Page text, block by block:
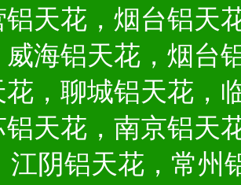
天花，烟台铝天
海铝天花，烟台
，聊城铝天花，
天花，南京铝天
江阴铝天花，常州